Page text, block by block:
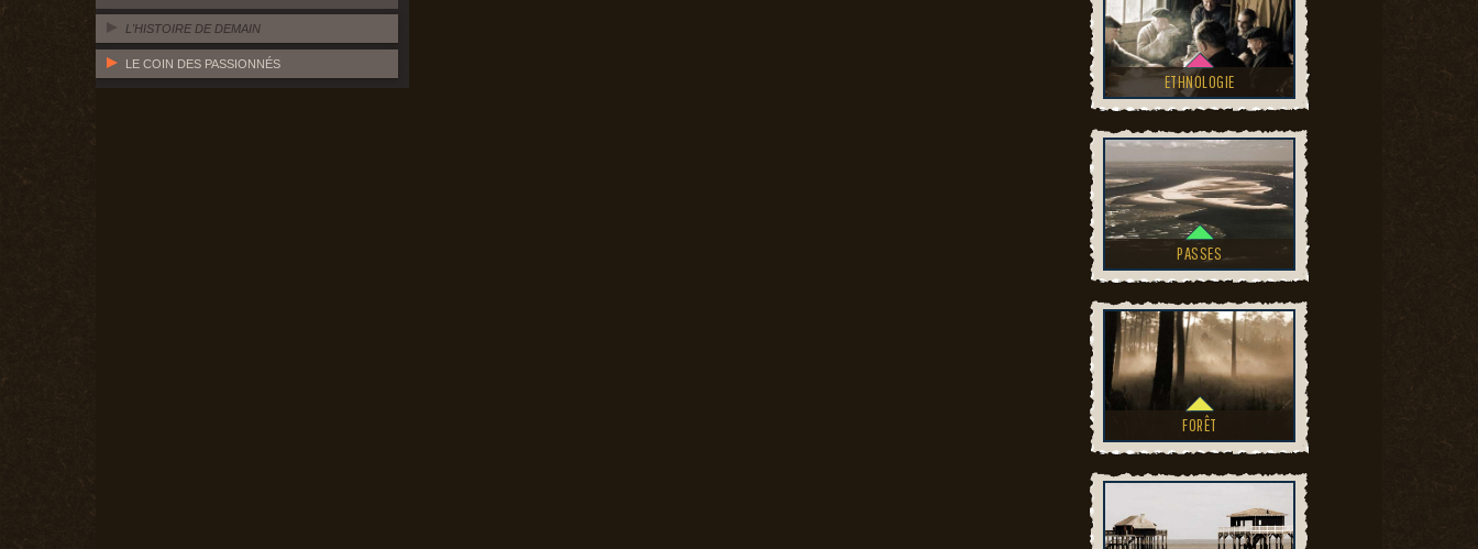
L'HISTOIRE DE DEMAIN
LE COIN DES PASSIONNÉS
ETHNOLOGIE
PASSES
FORÊT